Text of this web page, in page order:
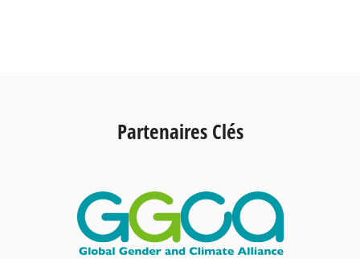
Partenaires Clés